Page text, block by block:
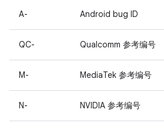
A- Android bug ID
QC- Qualcomm 参考编号
M- MediaTek 参考编号
N- NVIDIA 参考编号